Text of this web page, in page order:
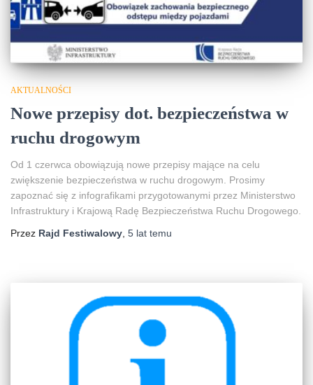
AKTUALNOŚCI
Nowe przepisy dot. bezpieczeństwa w
ruchu drogowym
Od 1 czerwca obowiązują nowe przepisy mające na celu
zwiększenie bezpieczeństwa w ruchu drogowym. Prosimy
zapoznać się z infografikami przygotowanymi przez Ministerstwo
Infrastruktury i Krajową Radę Bezpieczeństwa Ruchu Drogowego.
Przez Rajd Festiwalowy 5 lat temu